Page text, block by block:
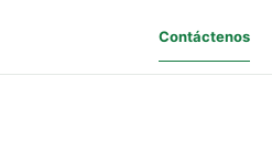
Contáctenos